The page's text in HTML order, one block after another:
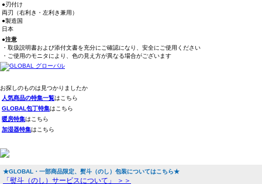
●刃付け
両刃（右利き・左利き兼用）
●製造国
日本
●注意
・取扱説明書および添付文書を充分にご確認になり、安全にご使用ください
・ご使用のモニタにより、色の見え方が異なる場合がございます
お探しのものは見つかりましたか
人気商品の特集一覧はこちら
GLOBAL包丁特集はこちら
暖房特集はこちら
加湿器特集はこちら
★GLOBAL・一部商品限定、熨斗（のし）包装についてはこちら★
「熨斗（のし）サービスについて」 ＞＞